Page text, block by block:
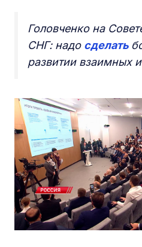
Головченко на
СНГ: надо сделать
развитии взаимных